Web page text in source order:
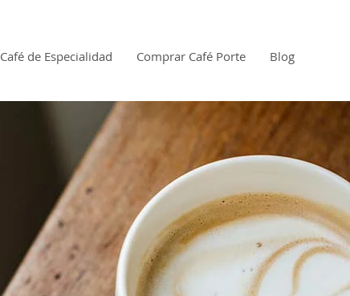
Café de Especialidad Comprar Café Porte Blog